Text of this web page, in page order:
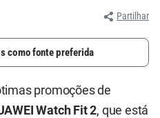
Partilhar
como fonte preferida
promoções de
Watch Fit 2, que está